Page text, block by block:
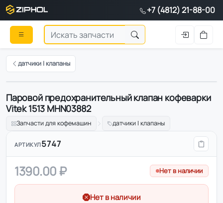
+7 (4812) 21-88-00
датчики | клапаны
Паровой предохранительный клапан кофеварки
Vitek 1513 MHN03882
Запчасти для кофемашин датчики | клапаны
АРТИКУЛ5747
1390.00 ₽ Нет в наличии
Нет в наличии